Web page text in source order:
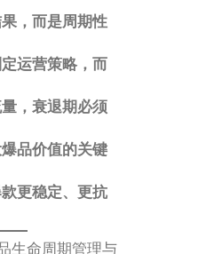
，而是周期性
运营策略，而
，衰退期必须
品价值的关键
更稳定、更抗
生命周期管理与